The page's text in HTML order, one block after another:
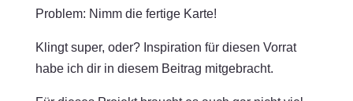
Problem: Nimm die fertige Karte!
Klingt super, oder? Inspiration für diesen Vorrat
habe ich dir in diesem Beitrag mitgebracht.